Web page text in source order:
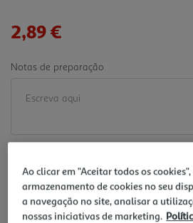
2,89 €
Notas de preparação
Ao clicar em "Aceitar todos os
armazenamento de cookies no seu
a navegação no site, analisar a
nossas iniciativas de marketing.